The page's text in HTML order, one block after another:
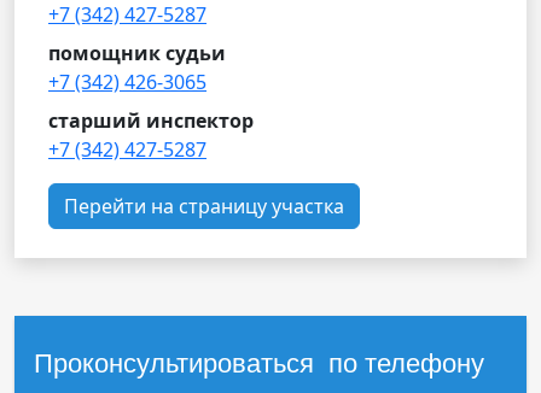
+7 (342) 427-5287
помощник судьи
+7 (342) 426-3065
старший инспектор
+7 (342) 427-5287
Перейти на страницу участка